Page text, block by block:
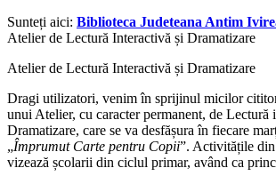
Sunteți aici: Biblioteca Judeteana Antim
Atelier de Lectură Interactivă și Dramatizare
Atelier de Lectură Interactivă și Dramatizare
Dragi utilizatori, venim în sprijinul micilor
unui Atelier, cu caracter permanent, de Lectură
Dramatizare, care se va desfășura în fiecare
„Împrumut Carte pentru Copii”. Activitățile
vizează școlarii din ciclul primar, având ca